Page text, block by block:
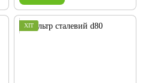
ХІТ